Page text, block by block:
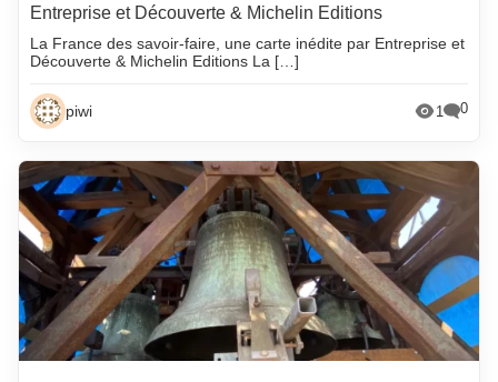
Entreprise et Découverte & Michelin Editions
La France des savoir-faire, une carte inédite par Entreprise et
Découverte & Michelin Editions La […]
piwi 1 0